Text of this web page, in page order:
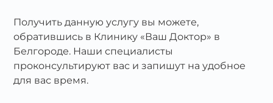
Получить данную услугу вы можете,
обратившись в Клинику «Ваш Доктор» в
Белгороде. Наши специалисты
проконсультируют вас и запишут на удобное
для вас время.